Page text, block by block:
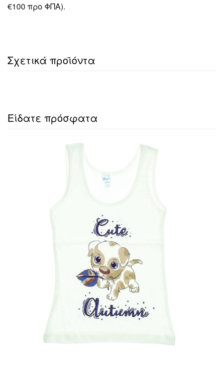
€100 προ ΦΠΑ).
Σχετικά προϊόντα
Είδατε πρόσφατα